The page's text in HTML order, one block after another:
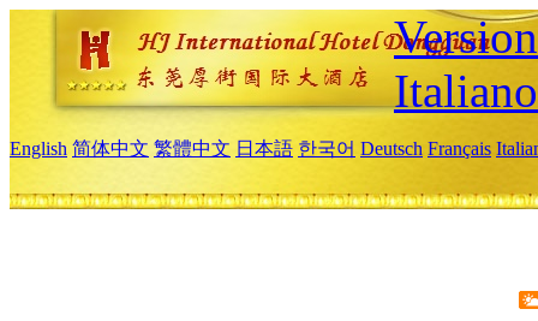
Italiano
English 简体中文 繁體中文 日本語 한국어 Deutsch Français